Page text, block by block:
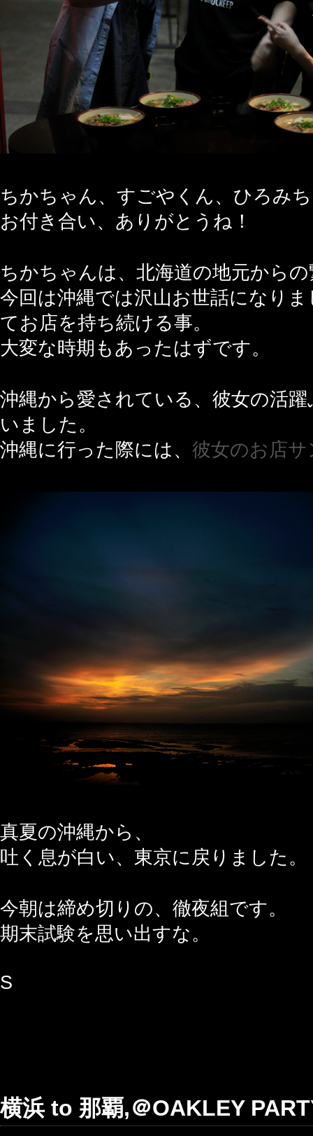
ちかちゃん、すごやくん、ひろみ
お付き合い、ありがとうね！
ちかちゃんは、北海道の地元から
今回は沖縄では沢山お世話になり
てお店を持ち続ける事。
大変な時期もあったはずです。
沖縄から愛されている、彼女の活
いました。
沖縄に行った際には、 彼女のお店
真夏の沖縄から、
吐く息が白い、東京に戻りました。
今朝は締め切りの、徹夜組です。
期末試験を思い出すな。
S
横浜 to 那覇,＠OAKLEY